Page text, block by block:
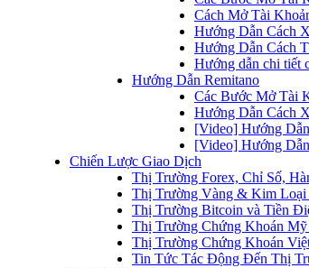
Cách Mở Tài
Hướng Dẫn Cách
Hướng Dẫn Cách
Hướng dẫn chi tiết
Hướng Dẫn Remitano
Các Bước Mở Tài
Hướng Dẫn Cách
[Video] Hướng
[Video] Hướng
Chiến Lược Giao Dịch
Thị Trường Forex, Chỉ Số,
Thị Trường Vàng & Kim Loại
Thị Trường Bitcoin và Tiền
Thị Trường Chứng Khoán
Thị Trường Chứng Khoán
Tin Tức Tác Động Đến Thị